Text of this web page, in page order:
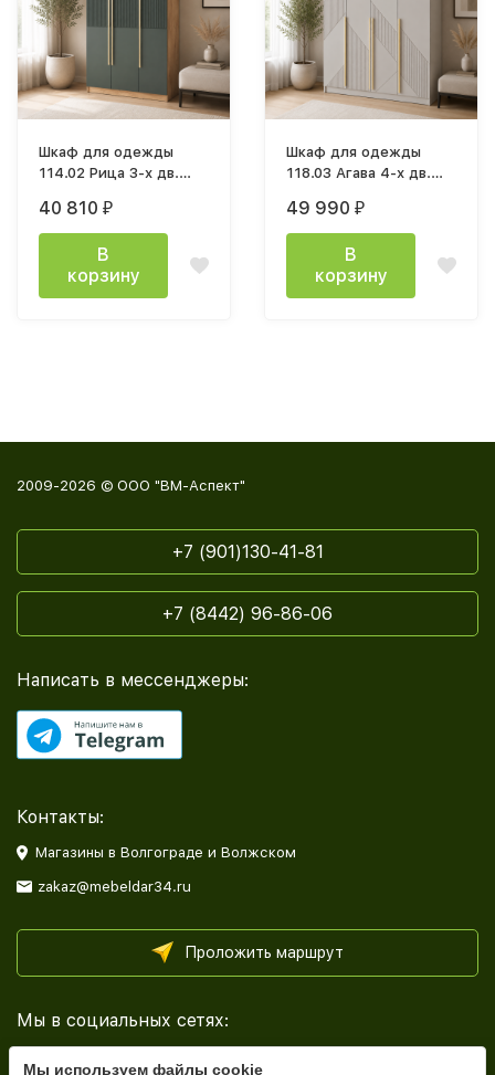
Шкаф для одежды
114.02 Рица 3-х дв.
ПВХ темно-зеленый /
профиль золото
40 810 ₽
В
корзину
Шкаф для одежды
118.03 Агава 4-х дв.
кашемир / профиль:
SCPM золото
49 990 ₽
В
корзину
2009-2026 © ООО "ВМ-Аспект"
+7 (901)130-41-81
+7 (8442) 96-86-06
Написать в мессенджеры:
Контакты:
Магазины в Волгограде и Волжском
zakaz@mebeldar34.ru
Проложить маршрут
Мы в социальных сетях:
Мы используем файлы cookie